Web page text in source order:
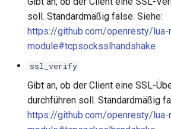
nftset-access
ntlm
soll. Standardmäßig false. Siehe:
https://github.com/openresty/lua-
module#tcpsocksslhandshake
ssl_verify
Gibt an, ob der Client eine SSL-
durchführen soll. Standardmäßig
https://github.com/openresty/lua-